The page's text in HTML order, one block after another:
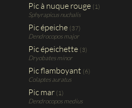
Pic à nuque rouge (1)
Sphyrapicus nuchalis
Pic épeiche (37)
Dendrocopos major
Pic épeichette (3)
Dryobates minor
Pic flamboyant (6)
Colaptes auratus
Pic mar (1)
Dendrocopos medius